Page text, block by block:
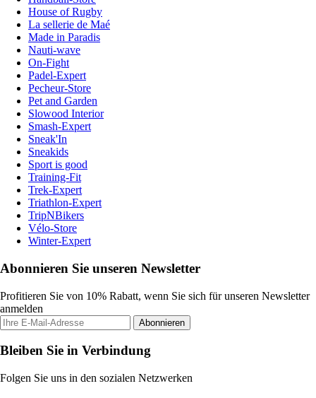
House of Rugby
La sellerie de Maé
Made in Paradis
Nauti-wave
On-Fight
Padel-Expert
Pecheur-Store
Pet and Garden
Slowood Interior
Smash-Expert
Sneak'In
Sneakids
Sport is good
Training-Fit
Trek-Expert
Triathlon-Expert
TripNBikers
Vélo-Store
Winter-Expert
Abonnieren Sie unseren Newsletter
Profitieren Sie von 10% Rabatt, wenn Sie sich für unseren Newsletter
anmelden
Abonnieren
Bleiben Sie in Verbindung
Folgen Sie uns in den sozialen Netzwerken